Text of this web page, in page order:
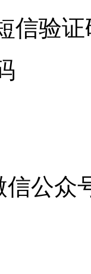
信验证
信公众